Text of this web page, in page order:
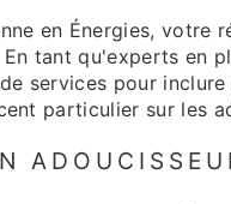
en Énergies, votre
tant qu'experts en
services pour
particulier sur les